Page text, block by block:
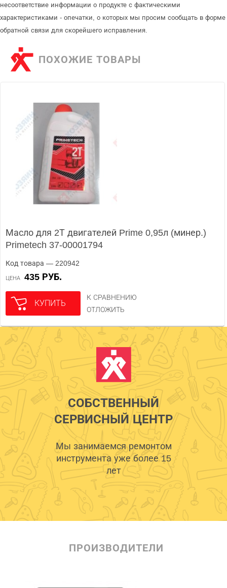
несоответствие информации о продукте с фактическими
характеристиками - опечатки, о которых мы просим сообщать в форме
обратной связи для скорейшего исправления.
ПОХОЖИЕ ТОВАРЫ
Масло для 2Т двигателей Prime 0,95л (минер.)
Primetech 37-00001794
Код товара — 220942
ЦЕНА 435 РУБ.
КУПИТЬ
К СРАВНЕНИЮ
ОТЛОЖИТЬ
СОБСТВЕННЫЙ
СЕРВИСНЫЙ ЦЕНТР
Мы занимаемся ремонтом
инструмента уже более 15
лет
ПРОИЗВОДИТЕЛИ